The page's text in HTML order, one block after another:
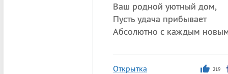
Ваш родной уютный дом,
Пусть удача прибывает
Абсолютно с каждым
Открытка 219